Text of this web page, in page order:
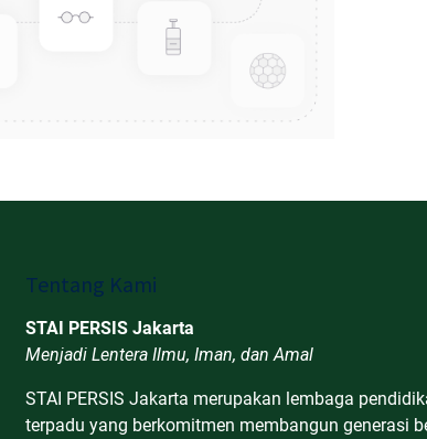
Tentang Kami
STAI PERSIS Jakarta
Menjadi Lentera Ilmu, Iman, dan Amal
STAI PERSIS Jakarta merupakan lembaga
terpadu yang berkomitmen membangun generasi